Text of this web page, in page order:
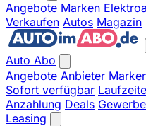
Angebote Marken
Verkaufen Autos Magazin
Auto Abo
Angebote Anbieter
Sofort verfügbar
Anzahlung Deals Gewerbe
Leasing